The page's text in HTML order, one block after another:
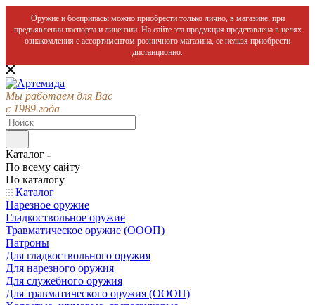
Оружие и боеприпасы можно приобрести только лично, в магазине, при
предъявлении паспорта и лицензии. На сайте эта продукция представлена в целях
ознакомления с ассортиментом розничного магазина, ее нельзя приобрести
дистанционно.
Мы работаем для Вас
с 1989 года
Каталог
По всему сайту
По каталогу
Каталог
Нарезное оружие
Гладкоствольное оружие
Травматическое оружие (ОООП)
Патроны
Для гладкоствольного оружия
Для нарезного оружия
Для служебного оружия
Для травматического оружия (ОООП)